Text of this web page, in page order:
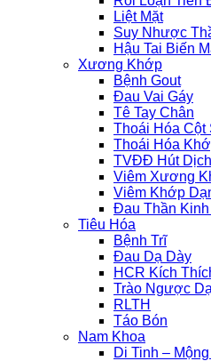
Liệt Mặt
Suy Nhược
Hậu Tai Biến
Xương Khớp
Bệnh Gout
Đau Vai Gáy
Tê Tay Chân
Thoái Hóa Cột
Thoái Hóa
TVĐĐ Hút
Viêm Xương
Viêm Khớp
Đau Thần Kinh
Tiêu Hóa
Bệnh Trĩ
Đau Dạ Dày
HCR Kích
Trào Ngược
RLTH
Táo Bón
Nam Khoa
Di Tinh –